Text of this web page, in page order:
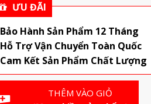
ƯU ĐÃI
Bảo Hành Sản Phẩm 12 Tháng
Hỗ Trợ Vận Chuyển Toàn Quốc
Cam Kết Sản Phẩm Chất Lượng
THÊM VÀO GIỎ